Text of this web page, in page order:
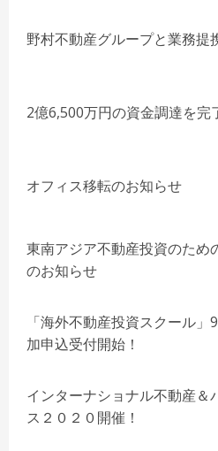
野村不動産グループと業務提
2億6,500万円の資金調達を完
オフィス移転のお知らせ
東南アジア不動産投資のた
のお知らせ
「海外不動産投資スクール
加申込受付開始！
インターナショナル不動産＆
ス２０２０開催！